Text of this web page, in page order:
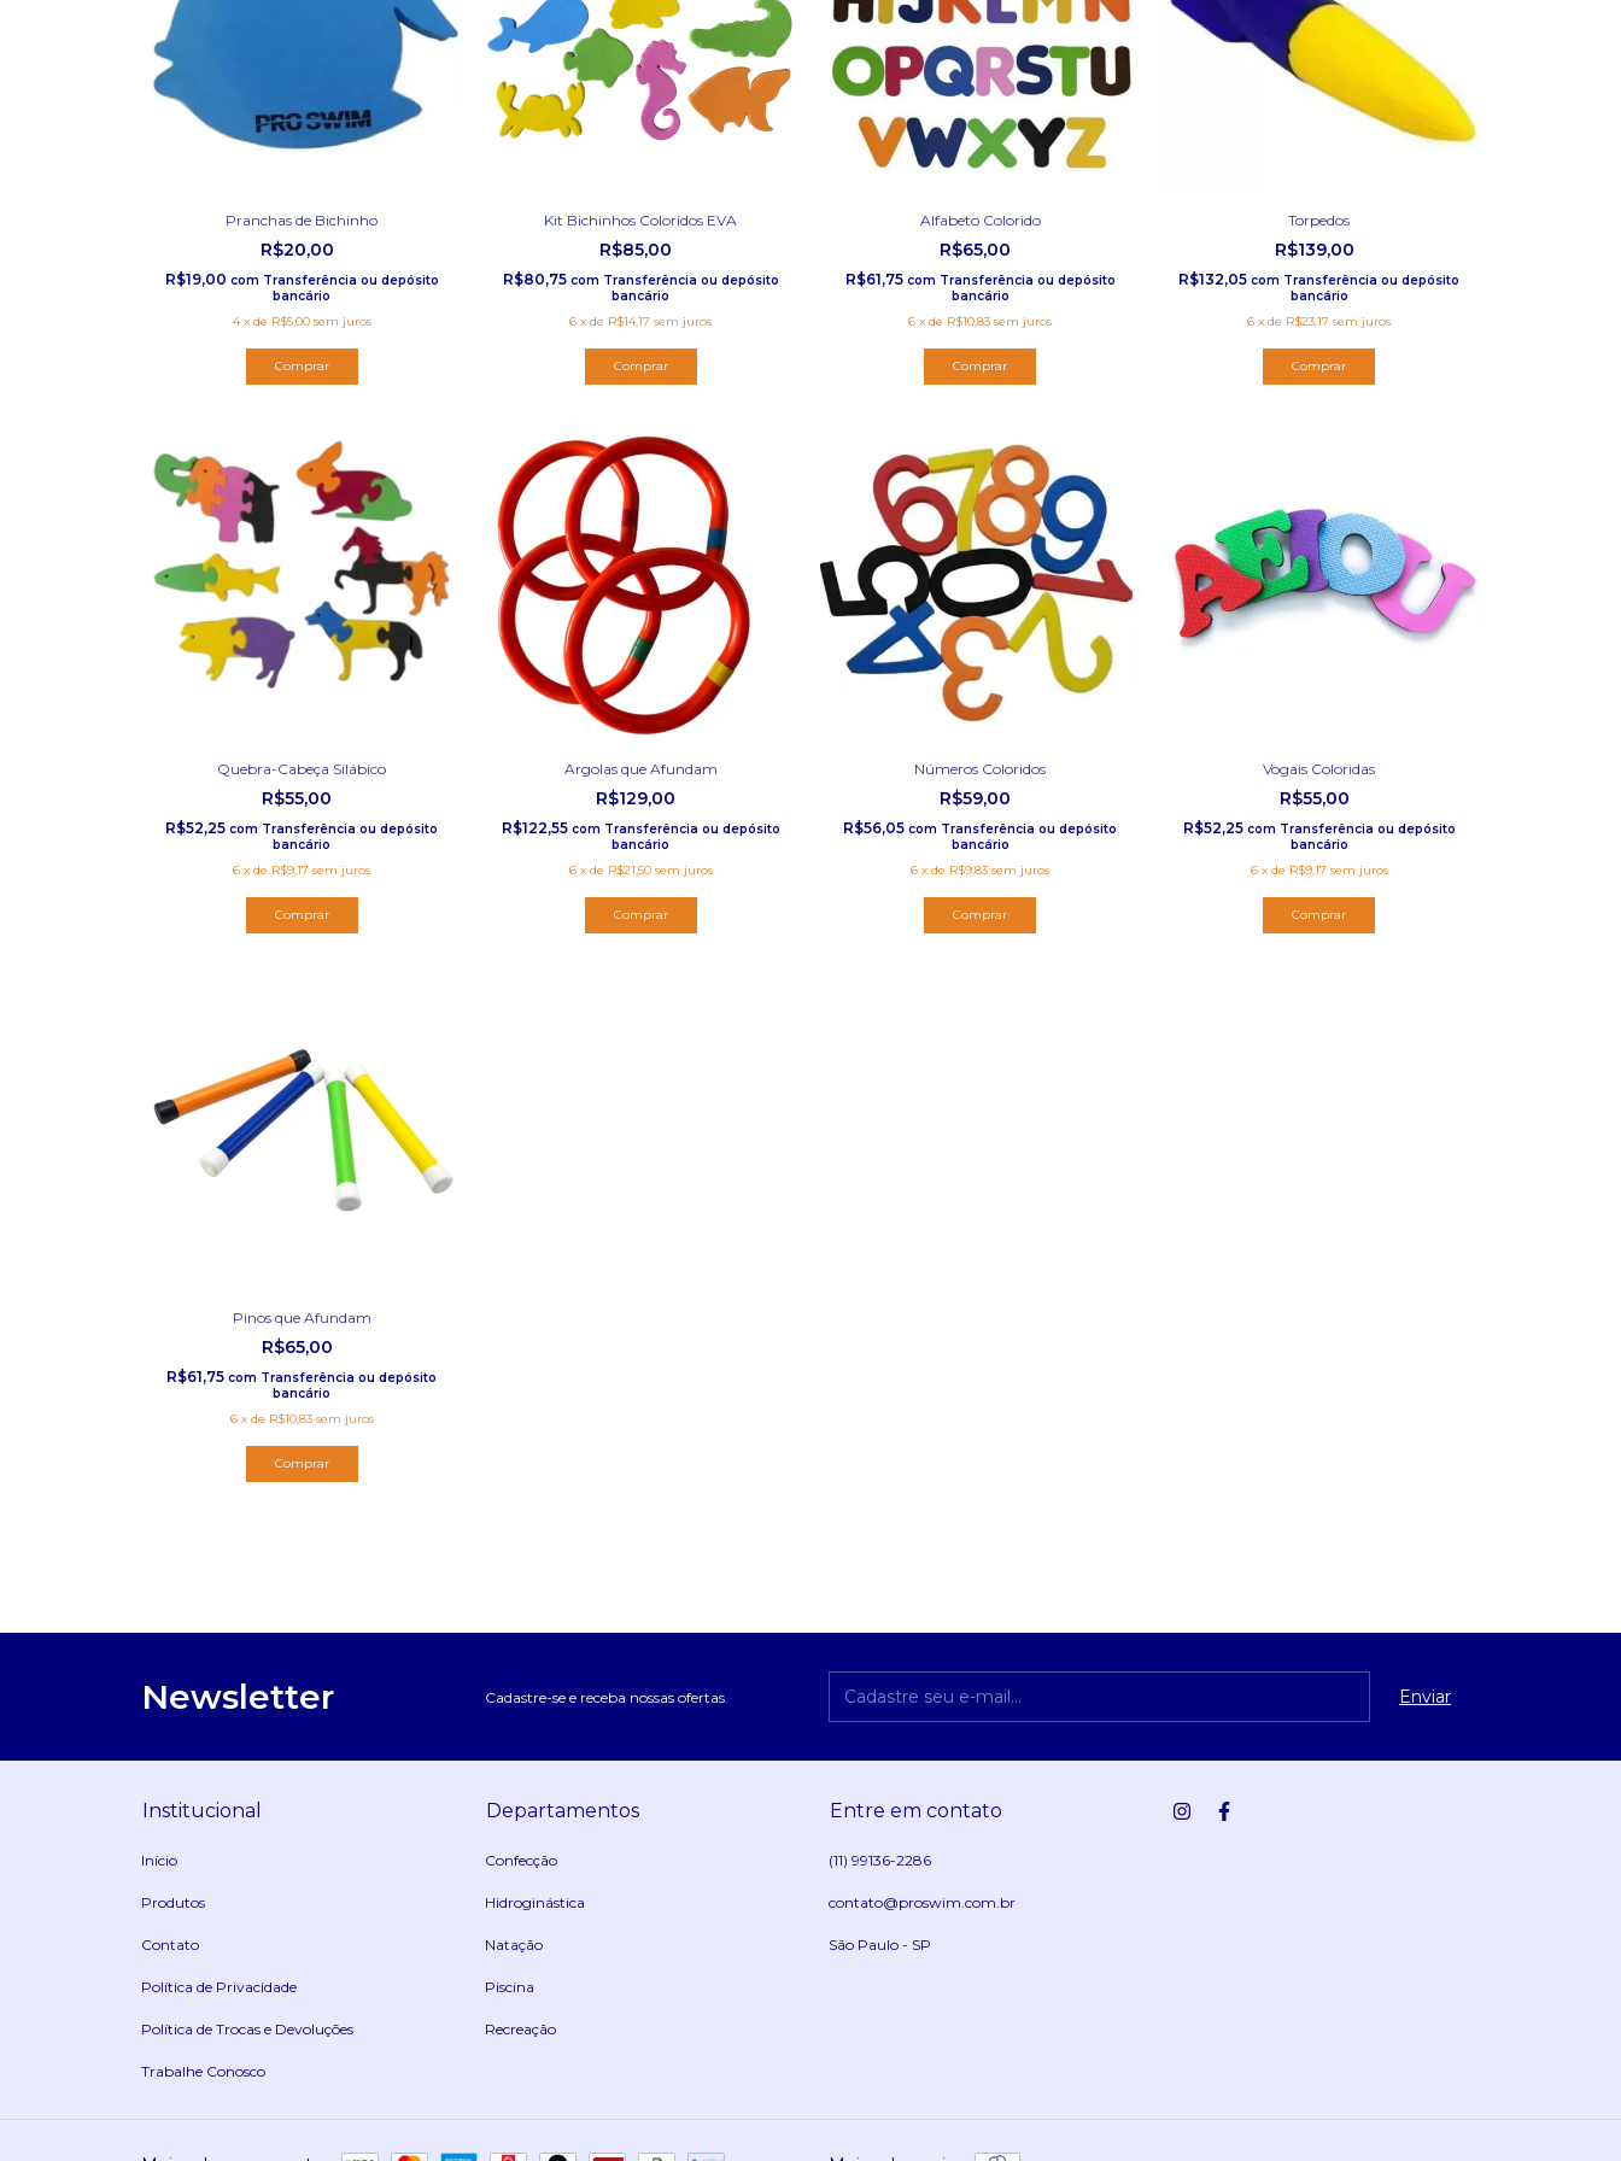
Pranchas de Bichinho
R$20,00
R$19,00 com Transferência ou depósito
bancário
4 x de R$5,00 sem juros
Comprar
Kit Bichinhos Coloridos EVA
R$85,00
R$80,75 com Transferência ou depósito
bancário
6 xde R$14,17 sem juros
Comprar
Alfabeto Colorido
R$65,00
R$61,75 com Transferência ou depósito
bancário
6 xde R$10,83 sem juros
Torpedos
R$139,00
R$132,05com Transferência ou depósito
bancário
6 xde R$23,17 sem juros
Comprar
Quebra-Cabeça Silábico
R$55,00
R$52,25com Transferência ou depósito
bancário
6 xde R$9,17 sem juros
Argolas que Afundam
R$129,00
R$122,55 com Transferência ou depósito
bancário
6 x de R$21,50 sem juros
Números Coloridos
R$59,00
R$56,05com Transferência ou depósito
bancário
6 xde R$9,83 sem juros
Comprar
Vogais Coloridas
R$55,00
R$52,25 com Transferência ou depósito
bancário
6 x de R$9,17 sem juros
Comprar
Pinos que Afundam
R$65,00
R$61,75com Transferência ou depósito
bancário
6 x de R$10,83 sem juros
Newsletter Cadastre-se e receba nossas ofertas.
Institucional
Início
Produtos
Contato
Política de Privacidade
Política de Trocas e Devoluções
Trabalhe Conosco
Departamentos
Confecção
Hidroginástica
Natação
Piscina
Recreação
Entre em contato
(11) 99136-2286
contato@proswim.com.br
São Paulo - SP